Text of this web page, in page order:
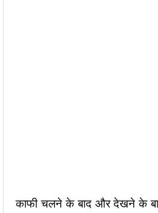
काफी चलने के बाद और देखने के